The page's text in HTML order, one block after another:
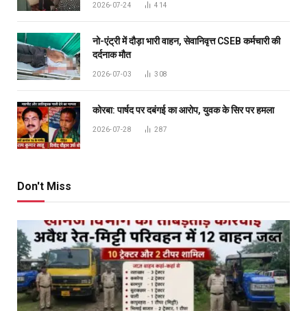
2026-07-24 414
नो-एंट्री में दौड़ा भारी वाहन, सेवानिवृत्त CSEB कर्मचारी की
दर्दनाक मौत
2026-07-03 308
कोरबा: पार्षद पर दबंगई का आरोप, युवक के सिर पर हमला
2026-07-28 287
Don't Miss